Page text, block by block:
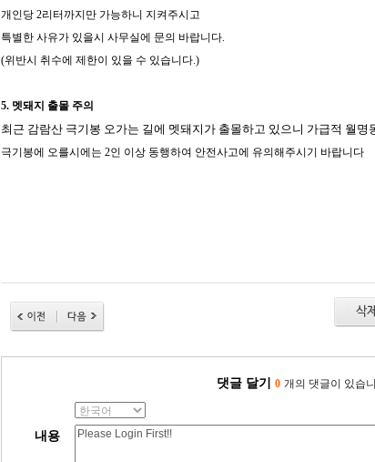
개인당 2리터까지만 가능하니 지켜주시고
특별한 사유가 있을시 사무실에 문의 바랍니다.
(위반시 취수에 제한이 있을 수 있습니다.)
5. 멧돼지 출몰 주의
최근 감람산 극기봉 오가는 길에 멧돼지가 출몰하고 있으니 가급적 월명
극기봉에 오를시에는 2인 이상 동행하여 안전사고에 유의해주시기 바랍니다
댓글 달기 0 개의 댓글이 있습
내용